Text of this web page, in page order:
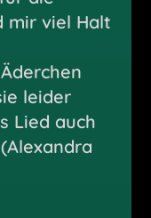
mir viel Halt
leider
Lied auch